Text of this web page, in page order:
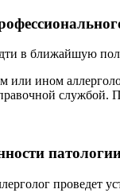
в ближайшую
или ином
службой.
проведет